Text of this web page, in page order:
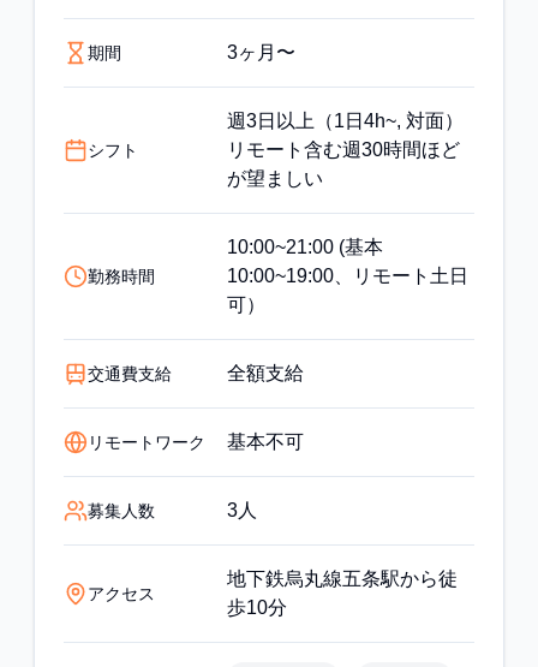
期間 3ヶ月〜
シフト
週3日以上（1日4h~, 対面）
リモート含む週30時間ほど
が望ましい
勤務時間
10:00~21:00 (基本
10:00~19:00、リモート土日
可）
交通費支給 全額支給
リモートワーク 基本不可
募集人数 3人
アクセス
地下鉄烏丸線五条駅から徒
歩10分